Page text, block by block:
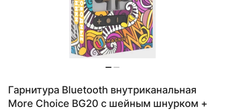
Гарнитура Bluetooth внутриканальная
More Choice BG20 с шейным шнурком +